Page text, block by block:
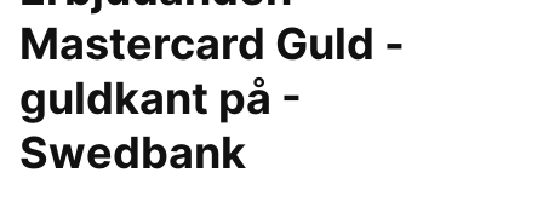
Mastercard Guld -
guldkant på -
Swedbank